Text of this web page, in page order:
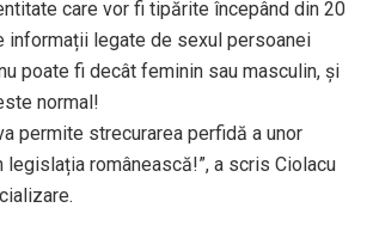
care vor fi tipărite începând din 20
informații legate de sexul persoanei
poate fi decât feminin sau masculin, și
normal!
permite strecurarea perfidă a unor
românească!”, a scris Ciolacu